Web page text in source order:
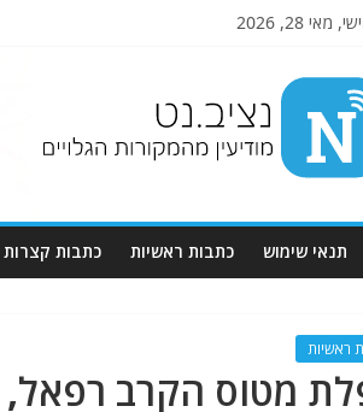
מאי 28, 2026
תנאי שימוש כתבות ראשיות כתבות קצרות
ראשיות
מטוס הקרב רפאל,